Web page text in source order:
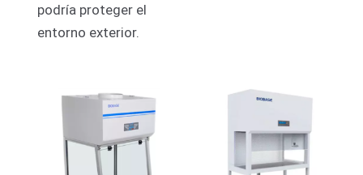
podría proteger el
entorno exterior.